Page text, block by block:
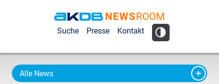
AKDB Anstalt
Kommunale
Datenverarbeitung
NEWSROOM
Suche Presse Kontakt
Alle News